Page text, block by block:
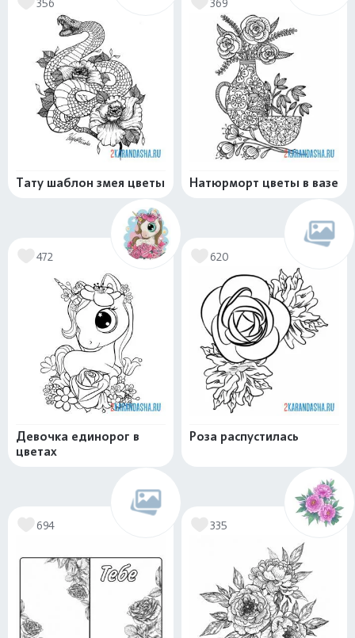
Тату шаблон змея цветы Натюрморт цветы в вазе
472
Девочка единорог в
цветах
620
Роза распустилась
694 335